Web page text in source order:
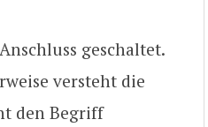
geschaltet.
versteht die
den Begriff